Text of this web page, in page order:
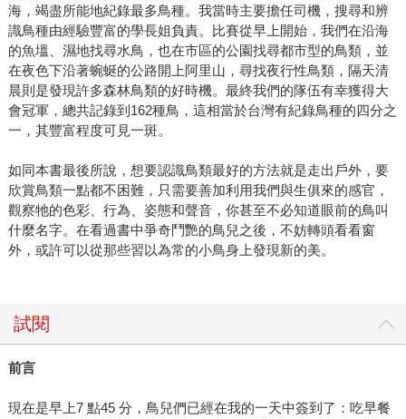
海，竭盡所能地紀錄最多鳥種。我當時主要擔任司機，搜尋和辨
識鳥種由經驗豐富的學長姐負責。比賽從早上開始，我們在沿海
的魚塭、濕地找尋水鳥，也在市區的公園找尋都市型的鳥類，並
在夜色下沿著蜿蜒的公路開上阿里山，尋找夜行性鳥類，隔天清
晨則是發現許多森林鳥類的好時機。最終我們的隊伍有幸獲得大
會冠軍，總共記錄到162種鳥，這相當於台灣有紀錄鳥種的四分之
一，其豐富程度可見一斑。
如同本書最後所說，想要認識鳥類最好的方法就是走出戶外，要
欣賞鳥類一點都不困難，只需要善加利用我們與生俱來的感官，
觀察牠的色彩、行為、姿態和聲音，你甚至不必知道眼前的鳥叫
什麼名字。在看過書中爭奇鬥艷的鳥兒之後，不妨轉頭看看窗
外，或許可以從那些習以為常的小鳥身上發現新的美。
試閱
前言
現在是早上7 點45 分，鳥兒們已經在我的一天中簽到了：吃早餐